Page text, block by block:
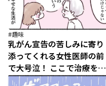
#趣味
乳がん宣告の苦しみに寄り
添ってくれる女性医師の前
で大号泣！ ここで治療を頑
張ろう